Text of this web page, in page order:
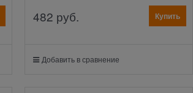
482 руб. Купить
Добавить в сравнение